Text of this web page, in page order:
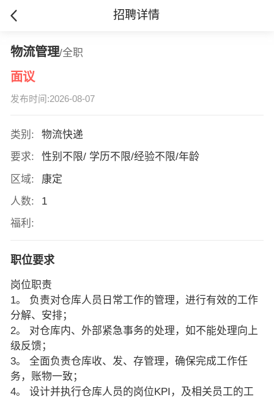
招聘详情
物流管理/全职
面议
发布时间:2026-08-07
类别:
物流快递
要求:
性别不限/ 学历不限/经验不限/年龄
区域:
康定
人数:
1
福利:
职位要求
岗位职责
1。 负责对仓库人员日常工作的管理，进行有效的工作
分解、安排；
2。 对仓库内、外部紧急事务的处理，如不能处理向上
级反馈；
3。 全面负责仓库收、发、存管理，确保完成工作任
务，账物一致；
4。 设计并执行仓库人员的岗位KPI，及相关员工的工